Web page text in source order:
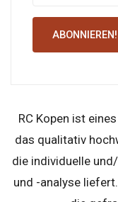
ABONNIEREN!
RC Kopen ist
das qualitativ
die individuelle
und -analyse